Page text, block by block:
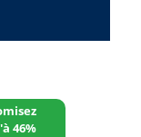
46%